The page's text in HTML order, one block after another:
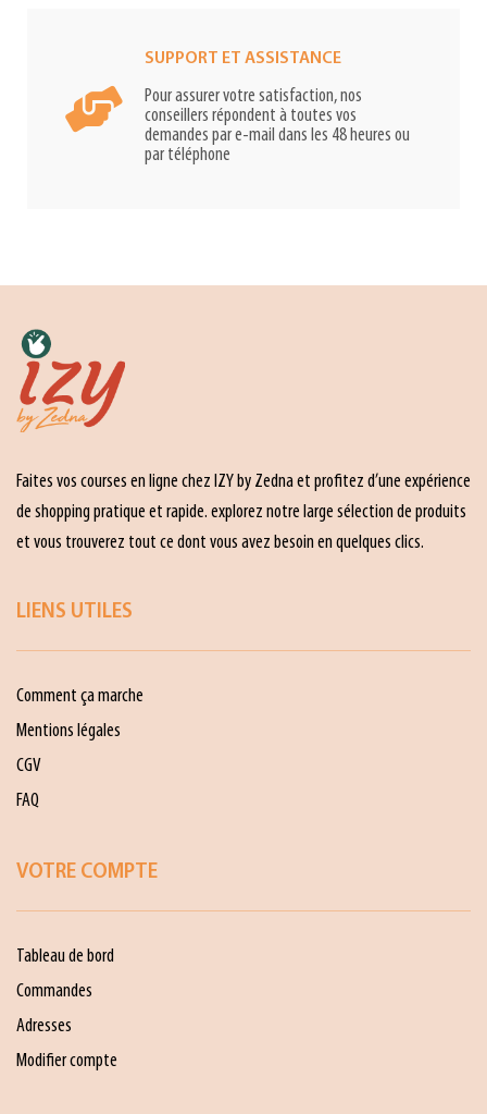
SUPPORT ET ASSISTANCE
Pour assurer votre satisfaction, nos
conseillers répondent à toutes vos
demandes par e-mail dans les 48 heures ou
par téléphone
Faites vos courses en ligne chez IZY by Zedna et profitez d’une expérience
de shopping pratique et rapide. explorez notre large sélection de produits
et vous trouverez tout ce dont vous avez besoin en quelques clics.
LIENS UTILES
Comment ça marche
Mentions légales
CGV
FAQ
VOTRE COMPTE
Tableau de bord
Commandes
Adresses
Modifier compte